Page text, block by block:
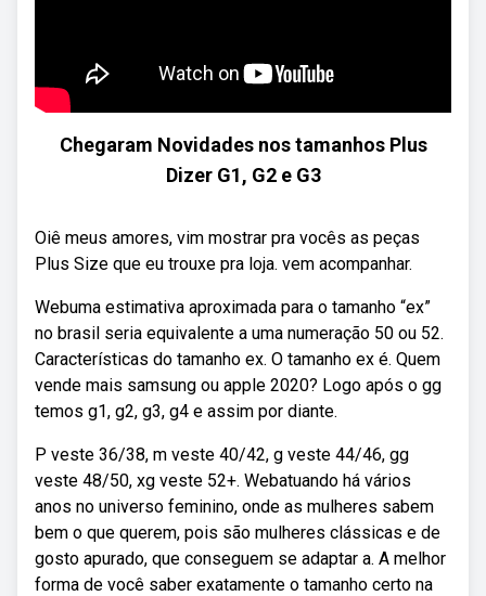
Chegaram Novidades nos tamanhos Plus
Dizer G1, G2 e G3
Oiê meus amores, vim mostrar pra vocês as peças
Plus Size que eu trouxe pra loja. vem acompanhar.
Webuma estimativa aproximada para o tamanho “ex”
no brasil seria equivalente a uma numeração 50 ou 52.
Características do tamanho ex. O tamanho ex é. Quem
vende mais samsung ou apple 2020? Logo após o gg
temos g1, g2, g3, g4 e assim por diante.
P veste 36/38, m veste 40/42, g veste 44/46, gg
veste 48/50, xg veste 52+. Webatuando há vários
anos no universo feminino, onde as mulheres sabem
bem o que querem, pois são mulheres clássicas e de
gosto apurado, que conseguem se adaptar a. A melhor
forma de você saber exatamente o tamanho certo na